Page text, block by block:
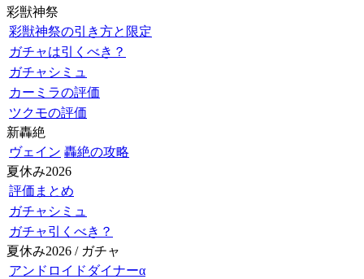
彩獣神祭
彩獣神祭の引き方と限定
ガチャは引くべき？
ガチャシミュ
カーミラの評価
ツクモの評価
新轟絶
ヴェイン 轟絶の攻略
夏休み2026
評価まとめ
ガチャシミュ
ガチャ引くべき？
夏休み2026 / ガチャ
アンドロイドダイナーα